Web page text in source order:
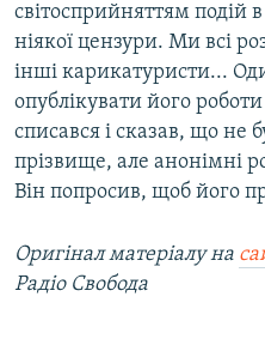
світосприйняттям подій
ніякої цензури. Ми всі
інші карикатуристи...
опублікувати його
списався і сказав, що не
прізвище, але анонімні
Він попросив, щоб його
Оригінал матеріалу на
Радіо Свобода